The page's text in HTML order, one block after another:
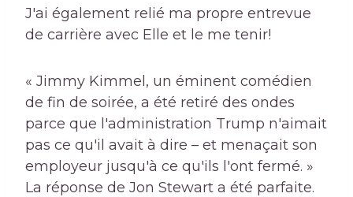
J'ai également relié ma propre entrevue
de carrière avec Elle et le me tenir!
« Jimmy Kimmel, un éminent comédien
de fin de soirée, a été retiré des ondes
parce que l'administration Trump n'aimait
pas ce qu'il avait à dire – et menaçait son
employeur jusqu'à ce qu'ils l'ont fermé. »
La réponse de Jon Stewart a été parfaite.